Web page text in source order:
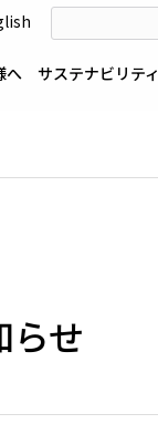
へ サステナビリティ
らせ